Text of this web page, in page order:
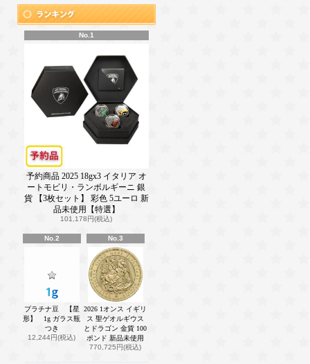
No.1
予約商品 2025 18gx3 イタリア オ
ートモビリ・ランボルギーニ 銀
貨 【3枚セット】 彩色 5ユーロ 新
品未使用【特選】
101,178円(税込)
No.2
プラチナ豆 【星
形】 1g ガラス瓶
つき
12,244円(税込)
No.3
2026 1オンス イギリ
ス 聖ゲオルギウス
とドラゴン 金貨 100
ポンド 新品未使用
770,725円(税込)